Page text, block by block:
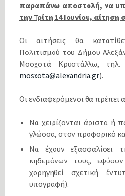
παραπάνω αποστολή, να
την Τρίτη 14 Ιουνίου, αίτηση
Οι αιτήσεις θα
Πολιτισμού του Δήμου
Μοσχοτά Κρυστάλλω, τηλ.
mosxota@alexandria.gr).
Οι ενδιαφερόμενοι θα πρέπει
Να χειρίζονται άριστα ή
γλώσσα, στον προφορικό
Να έχουν εξασφαλίσει
κηδεμόνων τους,
χορηγηθεί σχετική
υπογραφή).